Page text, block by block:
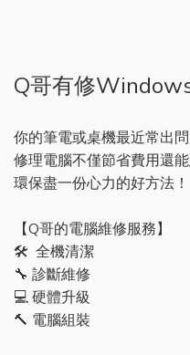
Q哥有修
你的筆電或桌機最近常出
修理電腦不僅節省費用還
環保盡一份心力的好方法
【Q哥的電腦維修服務】
🛠 全機清潔
🔧 診斷維修
💻 硬體升級
🔨 電腦組裝